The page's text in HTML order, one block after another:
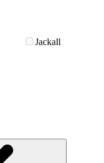
Jackall